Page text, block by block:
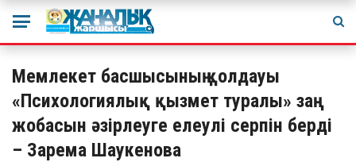
Мемлекет басшысының қолдауы
«Психологиялық қызмет туралы» заң
жобасын әзірлеуге елеулі серпін берді
– Зарема Шаукенова